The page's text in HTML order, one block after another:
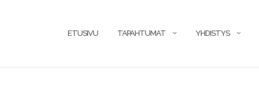
ETUSIVU TAPAHTUMAT YHDISTYS